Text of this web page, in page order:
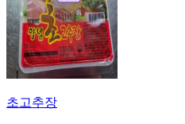
초고추장